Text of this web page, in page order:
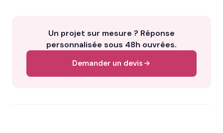
Un projet sur mesure ? Réponse
personnalisée sous 48h ouvrées.
Demander un devis